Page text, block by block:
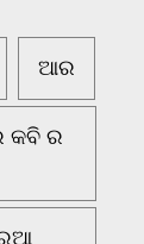
ଆର
କବି ର